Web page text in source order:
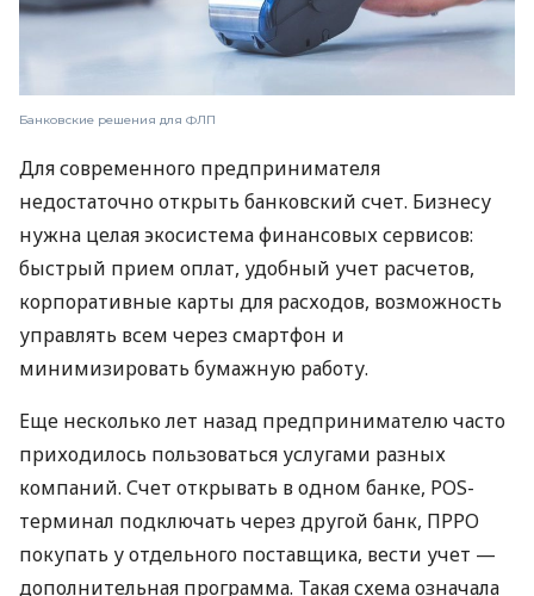
Банковские решения для ФЛП
Для современного предпринимателя
недостаточно открыть банковский счет. Бизнесу
нужна целая экосистема финансовых сервисов:
быстрый прием оплат, удобный учет расчетов,
корпоративные карты для расходов, возможность
управлять всем через смартфон и
минимизировать бумажную работу.
Еще несколько лет назад предпринимателю часто
приходилось пользоваться услугами разных
компаний. Счет открывать в одном банке, POS-
терминал подключать через другой банк, ПРРО
покупать у отдельного поставщика, вести учет —
дополнительная программа. Такая схема означала